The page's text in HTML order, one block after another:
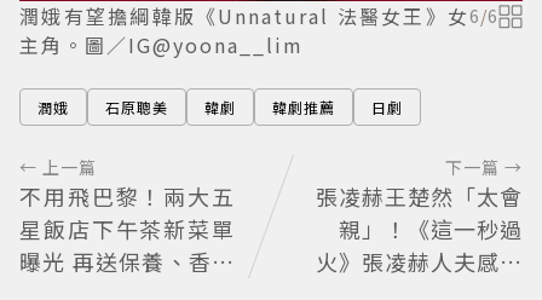
潤娥有望擔綱韓版《Unnatural 法醫女王》女
主角。圖／IG@yoona__lim
6/6
潤娥 石原聰美 韓劇 韓劇推薦 日劇
← 上一篇
不用飛巴黎！兩大五
星飯店下午茶新菜單
曝光 再送保養、香氛
下一篇 →
張凌赫王楚然「太會
親」！《這一秒過
火》張凌赫人夫感爆